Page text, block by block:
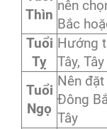
Thìn
nên
Bắc
Tuổi
Tỵ
Hướng
Tây,
Tuổi
Ngọ
Nên
Đông
Tây